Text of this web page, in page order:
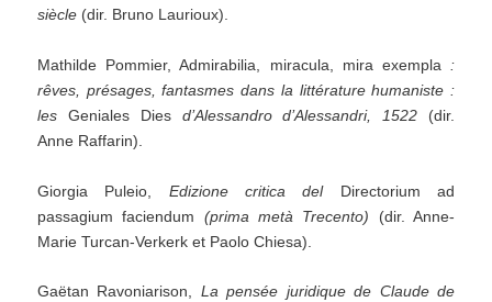
siècle (dir. Bruno Laurioux).
Mathilde Pommier, Admirabilia, miracula, mira exempla :
rêves, présages, fantasmes dans la littérature humaniste :
les Geniales Dies d’Alessandro d’Alessandri, 1522 (dir.
Anne Raffarin).
Giorgia Puleio, Edizione critica delDirectorium ad
passagium faciendum (prima metà Trecento) (dir. Anne-
Marie Turcan-Verkerk et Paolo Chiesa).
Gaëtan Ravoniarison, La pensée juridique de Claude de